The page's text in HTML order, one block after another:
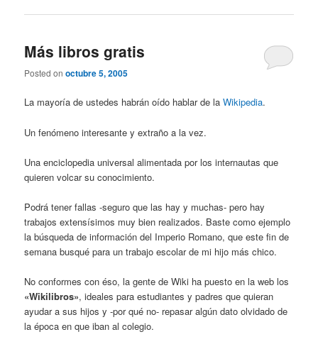
Más libros gratis
Posted onoctubre 5, 2005
La mayoría de ustedes habrán oído hablar de laWikipedia.
Un fenómeno interesante y extraño a la vez.
Una enciclopedia universal alimentada por los internautas que
quieren volcar su conocimiento.
Podrá tener fallas -seguro que las hay y muchas- pero hay
trabajos extensísimos muy bien realizados. Baste como ejemplo
la búsqueda de información del Imperio Romano, que este fin de
semana busqué para un trabajo escolar de mi hijo más chico.
No conformes con éso, la gente de Wiki ha puesto en la web los
«Wikilibros», ideales para estudiantes y padres que quieran
ayudar a sus hijos y -por qué no- repasar algún dato olvidado de
la época en que iban al colegio.